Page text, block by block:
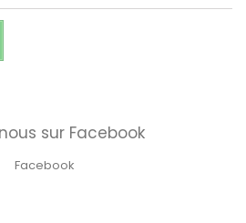
sur Facebook
Facebook